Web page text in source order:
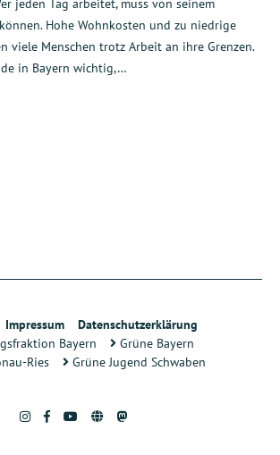
jeden Tag arbeitet, muss von seinem
Hohe Wohnkosten und zu niedrige
viele Menschen trotz Arbeit an ihre Grenzen.
in Bayern wichtig,…
Impressum
Datenschutzerklärung
Bayern
Grüne Bayern
Ries
Grüne Jugend Schwaben